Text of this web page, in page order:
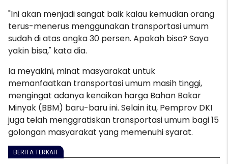
"Ini akan menjadi sangat baik kalau kemudian orang
terus-menerus menggunakan transportasi umum
sudah di atas angka 30 persen. Apakah bisa? Saya
yakin bisa," kata dia.
Ia meyakini, minat masyarakat untuk
memanfaatkan transportasi umum masih tinggi,
mengingat adanya kenaikan harga Bahan Bakar
Minyak (BBM) baru-baru ini. Selain itu, Pemprov DKI
juga telah menggratiskan transportasi umum bagi 15
golongan masyarakat yang memenuhi syarat.
BERITA TERKAIT